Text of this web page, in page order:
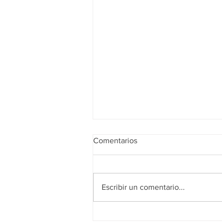
Comentarios
Escribir un comentario...